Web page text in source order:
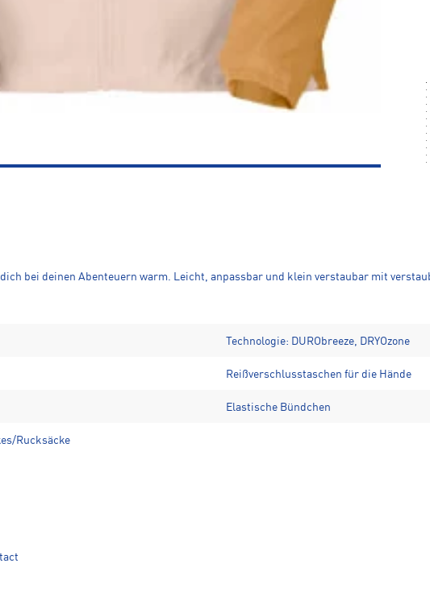
bei deinen Abenteuern warm. Leicht, anpassbar und klein verstaubar mit
Technologie: DURObreeze, DRYOzone
Reißverschlusstaschen für die Hände
Elastische Bündchen
Rucksäcke